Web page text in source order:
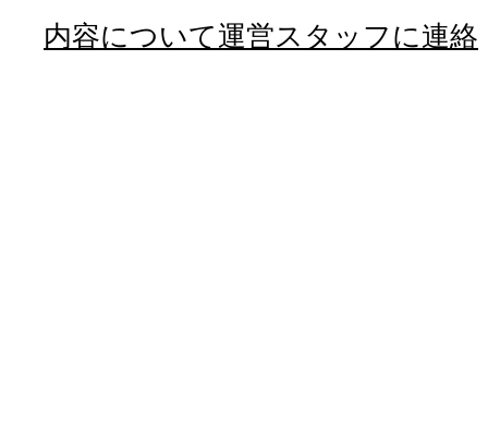
内容について運営スタッフに連絡